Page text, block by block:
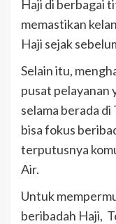
Haji di berbagai
memastikan
Haji sejak
Selain itu,
pusat pelayanan
selama berada di
bisa fokus
terputusnya
Air.
Untuk
beribadah Haji,